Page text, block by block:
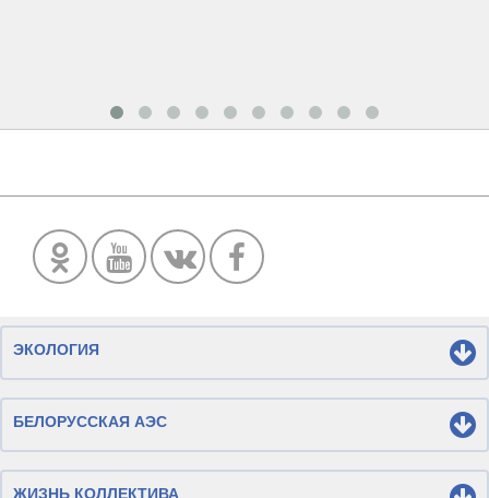
ЭКОЛОГИЯ
БЕЛОРУССКАЯ АЭС
ЖИЗНЬ КОЛЛЕКТИВА